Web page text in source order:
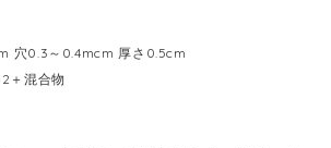
穴0.3～0.4mcm 厚さ0.5cm
混合物